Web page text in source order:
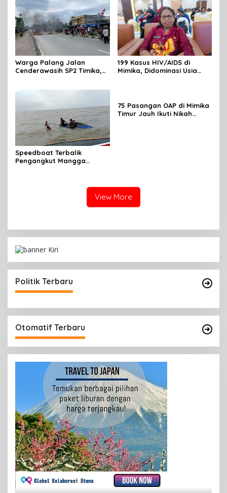
Jalan Kreasi HUT ke-81 RI
Rakyat
Warga Palang Jalan
Cenderawasih SP2 Timika,
199 Kasus HIV/AIDS di
Mimika, Didominasi Usia
Speedboat Terbalik
Pengangkut Mangga
75 Pasangan OAP di Mimika
Timur Jauh Ikuti Nikah
View More
Politik Terbaru
Otomatif Terbaru